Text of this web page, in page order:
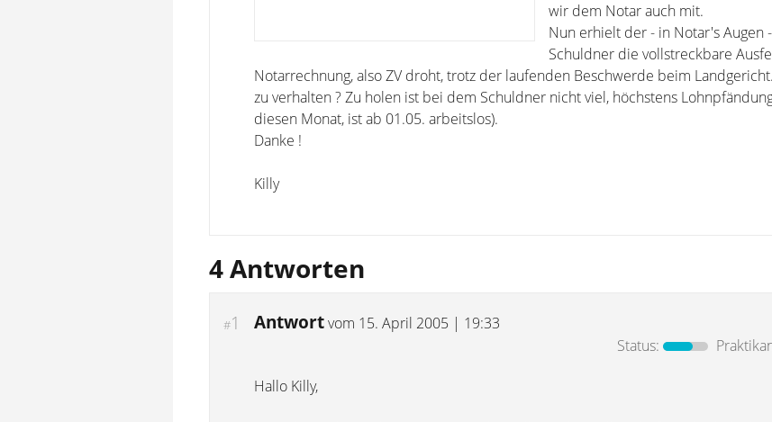
wir dem Notar auch mit.
Nun erhielt der - in Notar's Augen
Schuldner die vollstreckbare
Notarrechnung, also ZV droht, trotz der laufenden Beschwerde beim
zu verhalten ? Zu holen ist bei dem Schuldner nicht viel, höchstens
diesen Monat, ist ab 01.05. arbeitslos).
Danke !
Killy
4 Antworten
#1 Antwortvom 15. April 2005 | 19:33
Status:
Hallo Killy,